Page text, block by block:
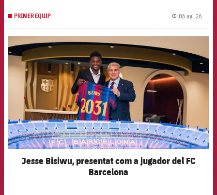
PRIMER EQUIP 06 ag. 26
Jesse Bisiwu, presentat com a jugador del FC
Barcelona